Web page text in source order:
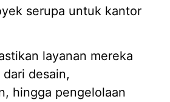
serupa untuk kantor
layanan mereka
desain,
hingga pengelolaan